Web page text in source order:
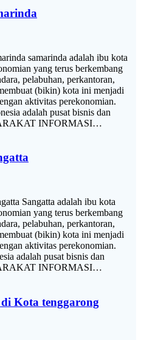
samarinda adalah ibu kota
yang terus berkembang
pelabuhan, perkantoran,
(bikin) kota ini menjadi
aktivitas perekonomian.
adalah pusat bisnis dan
INFORMASI…
Sangatta adalah ibu kota
yang terus berkembang
pelabuhan, perkantoran,
(bikin) kota ini menjadi
aktivitas perekonomian.
adalah pusat bisnis dan
INFORMASI…
Kota tenggarong